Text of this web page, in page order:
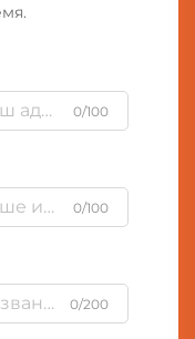
0/100
0/100
0/200